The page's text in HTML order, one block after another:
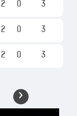
2 0 3
2 0 3
2 0 3